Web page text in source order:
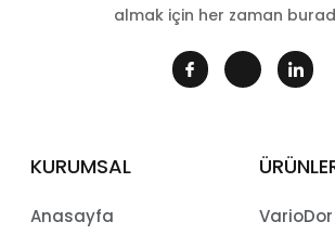
almak için her zaman
KURUMSAL
Anasayfa
VarioDor